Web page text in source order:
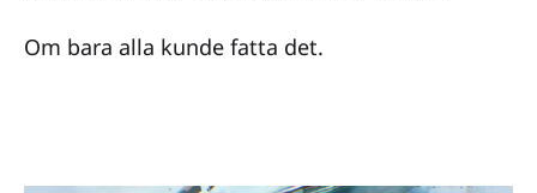
Om bara alla kunde fatta det.